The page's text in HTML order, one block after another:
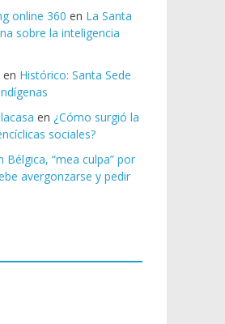
online 360 en La Santa
sobre la inteligencia
en Histórico: Santa Sede
en ¿Cómo surgió la
sociales?
Bélgica, “mea culpa” por
avergonzarse y pedir